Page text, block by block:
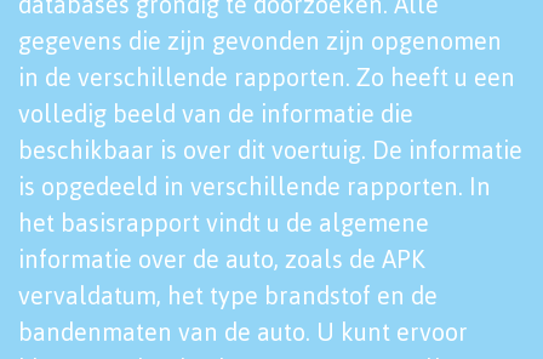
gegevens die zijn gevonden zijn opgenomen
in de verschillende rapporten. Zo heeft u een
volledig beeld van de informatie die
beschikbaar is over dit voertuig. De informatie
is opgedeeld in verschillende rapporten. In
het basisrapport vindt u de algemene
informatie over de auto, zoals de APK
vervaldatum, het type brandstof en de
bandenmaten van de auto. U kunt ervoor